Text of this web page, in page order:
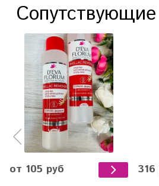
от 105 руб 316